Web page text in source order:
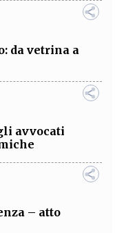
da vetrina a
avvocati
– atto